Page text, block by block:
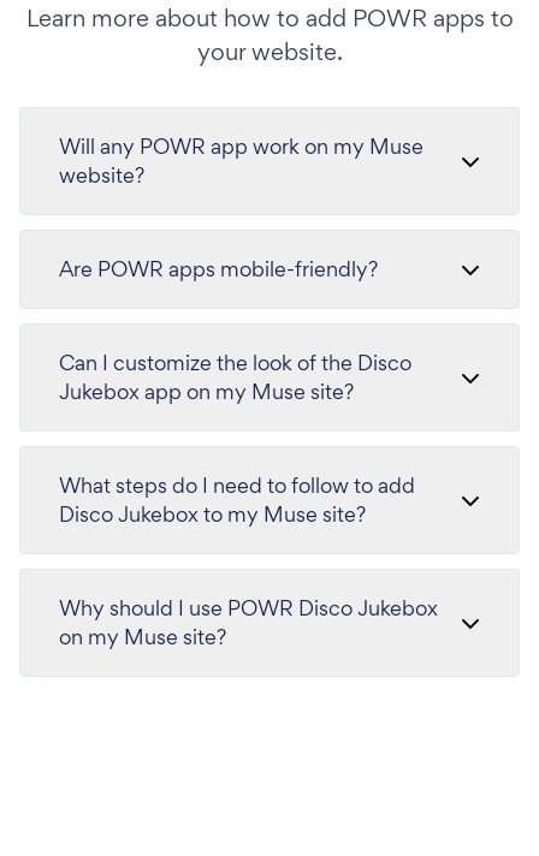
Learn more about how to add POWR apps to
your website.
Will any POWR app work on my Muse
website?
Are POWR apps mobile-friendly?
Can I customize the look of the Disco
Jukebox app on my Muse site?
What steps do I need to follow to add
Disco Jukebox to my Muse site?
Why should I use POWR Disco Jukebox
on my Muse site?